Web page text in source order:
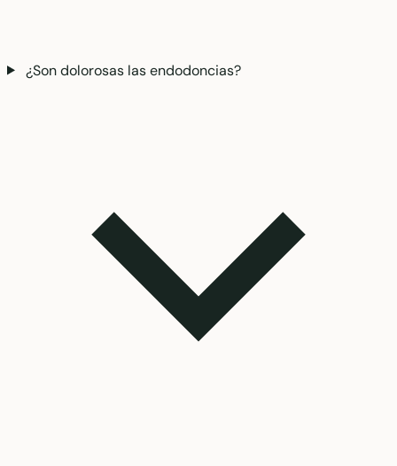
¿Son dolorosas las endodoncias?